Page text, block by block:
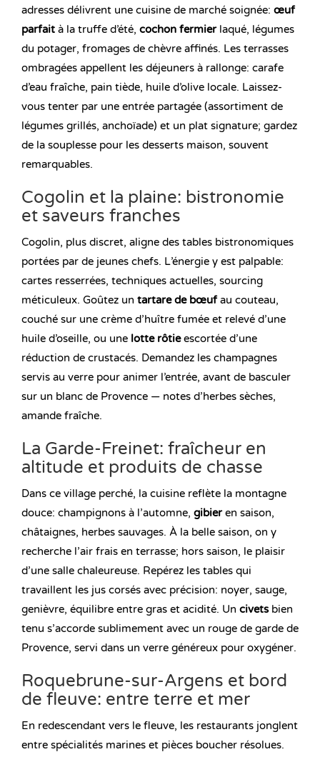
adresses délivrent une cuisine de marché soignée: œuf
parfait à la truffe d’été, cochon fermierlaqué, légumes
du potager, fromages de chèvre affinés. Les terrasses
ombragées appellent les déjeuners à rallonge: carafe
d’eau fraîche, pain tiède, huile d’olive locale. Laissez-
vous tenter par une entrée partagée (assortiment de
légumes grillés, anchoïade) et un plat signature; gardez
de la souplesse pour les desserts maison, souvent
remarquables.
Cogolin et la plaine: bistronomie
et saveurs franches
Cogolin, plus discret, aligne des tables bistronomiques
portées par de jeunes chefs. L’énergie y est palpable:
cartes resserrées, techniques actuelles, sourcing
méticuleux. Goûtez un tartare de bœufau couteau,
couché sur une crème d’huître fumée et relevé d’une
huile d’oseille, ou une lotte rôtieescortée d’une
réduction de crustacés. Demandez les champagnes
servis au verre pour animer l’entrée, avant de basculer
sur un blanc de Provence — notes d’herbes sèches,
amande fraîche.
La Garde-Freinet: fraîcheur en
altitude et produits de chasse
Dans ce village perché, la cuisine reflète la montagne
douce: champignons à l’automne, gibieren saison,
châtaignes, herbes sauvages. À la belle saison, on y
recherche l’air frais en terrasse; hors saison, le plaisir
d’une salle chaleureuse. Repérez les tables qui
travaillent les jus corsés avec précision: noyer, sauge,
genièvre, équilibre entre gras et acidité. Un civetsbien
tenu s’accorde sublimement avec un rouge de garde de
Provence, servi dans un verre généreux pour oxygéner.
Roquebrune-sur-Argens et bord
de fleuve: entre terre et mer
En redescendant vers le fleuve, les restaurants jonglent
entre spécialités marines et pièces boucher résolues.